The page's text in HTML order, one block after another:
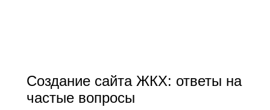
Создание сайта ЖКХ: ответы на
частые вопросы​​​​​​​